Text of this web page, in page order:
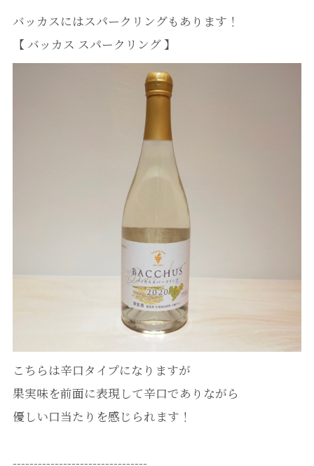
バッカスにはスパークリングもあります！
【 バッカス スパークリング 】
こちらは辛口タイプになりますが
果実味を前面に表現して辛口でありながら
優しい口当たりを感じられます！